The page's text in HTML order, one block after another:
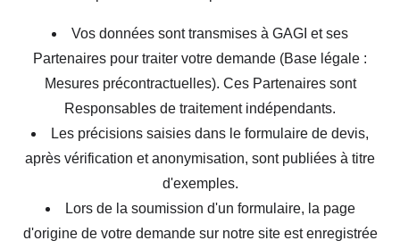
Vos données sont transmises à GAGI et ses
Partenaires pour traiter votre demande (Base légale :
Mesures précontractuelles). Ces Partenaires sont
Responsables de traitement indépendants.
Les précisions saisies dans le formulaire de devis,
après vérification et anonymisation, sont publiées à titre
d'exemples.
Lors de la soumission d'un formulaire, la page
d'origine de votre demande sur notre site est enregistrée